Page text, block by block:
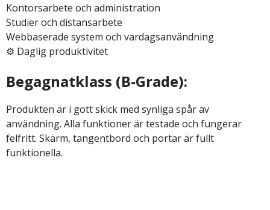
Kontorsarbete och administration
Studier och distansarbete
Webbaserade system och vardagsanvändning
⚙️ Daglig produktivitet
Begagnatklass (B-Grade):
Produkten är i gott skick med synliga spår av
användning. Alla funktioner är testade och fungerar
felfritt. Skärm, tangentbord och portar är fullt
funktionella.